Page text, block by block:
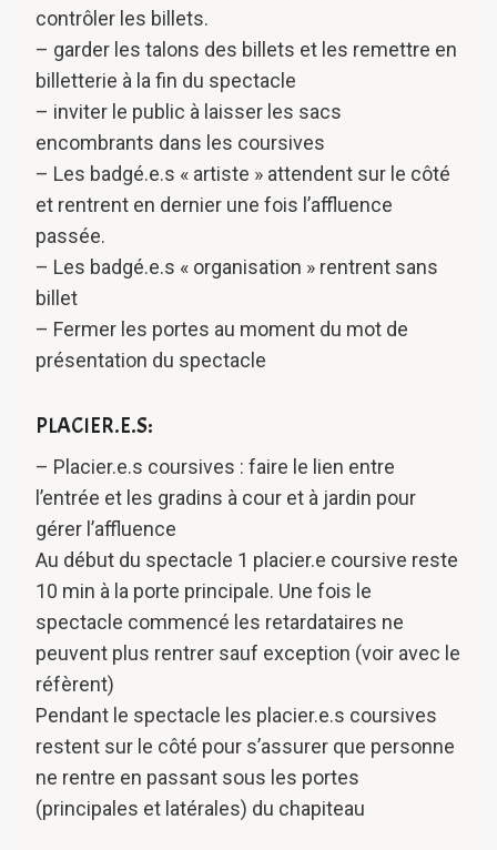
contrôler les billets.
– garder les talons des billets et les remettre en
billetterie à la fin du spectacle
– inviter le public à laisser les sacs
encombrants dans les coursives
– Les badgé.e.s « artiste » attendent sur le côté
et rentrent en dernier une fois l’affluence
passée.
– Les badgé.e.s « organisation » rentrent sans
billet
– Fermer les portes au moment du mot de
présentation du spectacle
PLACIER.E.S:
– Placier.e.s coursives : faire le lien entre
l’entrée et les gradins à cour et à jardin pour
gérer l’affluence
Au début du spectacle 1 placier.e coursive reste
10 min à la porte principale. Une fois le
spectacle commencé les retardataires ne
peuvent plus rentrer sauf exception (voir avec le
réfèrent)
Pendant le spectacle les placier.e.s coursives
restent sur le côté pour s’assurer que personne
ne rentre en passant sous les portes
(principales et latérales) du chapiteau